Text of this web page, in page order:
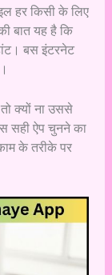
हर किसी के लिए
बात यह है कि
बस इंटरनेट
क्यों ना उससे
सही ऐप चुनने का
के तरीके पर